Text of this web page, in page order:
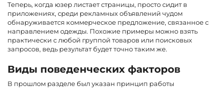
Теперь, когда юзер листает страницы, просто сидит в
приложениях, среди рекламных объявлений чудом
обнаруживается коммерческое предложение, связанное с
направлением одежды. Похожие примеры можно взять
практически с любой группой товаров или поисковых
запросов, ведь результат будет точно таким же.
Виды поведенческих факторов
В прошлом разделе был указан принцип работы